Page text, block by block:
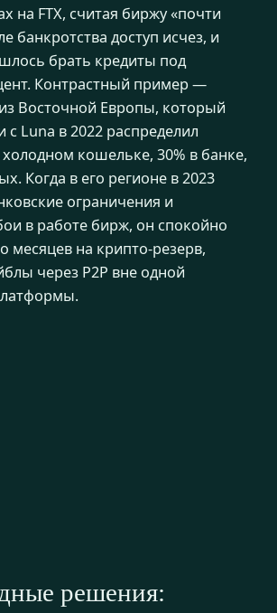
на FTX, считая биржу «почти
банкротства доступ исчез, и
брать кредиты под
Контрастный пример —
Восточной Европы, который
с Luna в 2022 распределил
холодном кошельке, 30% в банке,
Когда в его регионе в 2023
ограничения и
в работе бирж, он спокойно
месяцев на крипто-резерв,
через P2P вне одной
решения: